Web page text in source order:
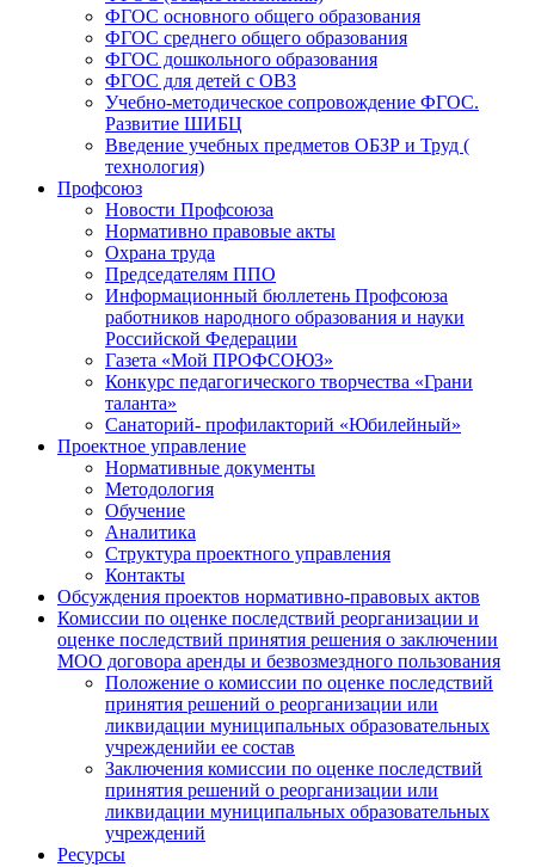
ФГОС основного общего образования
ФГОС среднего общего образования
ФГОС дошкольного образования
ФГОС для детей с ОВЗ
Учебно-методическое сопровождение ФГОС.
Развитие ШИБЦ
Введение учебных предметов ОБЗР и Труд (
технология)
Профсоюз
Новости Профсоюза
Нормативно правовые акты
Охрана труда
Председателям ППО
Информационный бюллетень Профсоюза
работников народного образования и науки
Российской Федерации
Газета «Мой ПРОФСОЮЗ»
Конкурс педагогического творчества «Грани
таланта»
Санаторий- профилакторий «Юбилейный»
Проектное управление
Нормативные документы
Методология
Обучение
Аналитика
Структура проектного управления
Контакты
Обсуждения проектов нормативно-правовых актов
Комиссии по оценке последствий реорганизации и
оценке последствий принятия решения о заключении
МОО договора аренды и безвозмездного пользования
Положение о комиссии по оценке последствий
принятия решений о реорганизации или
ликвидации муниципальных образовательных
учрежденийи ее состав
Заключения комиссии по оценке последствий
принятия решений о реорганизации или
ликвидации муниципальных образовательных
учреждений
Ресурсы